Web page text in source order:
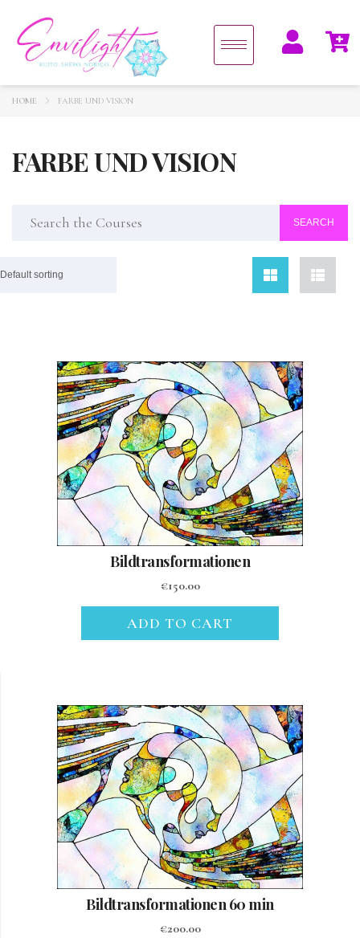
HOME FARBE UND VISION
FARBE UND VISION
Default sorting
Bildtransformationen
€150.00
ADD TO CART
Bildtransformationen 60 min
€200.00